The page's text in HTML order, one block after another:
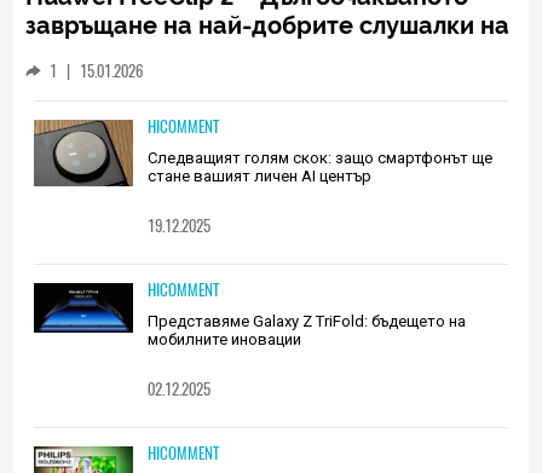
завръщане на най-добрите слушалки на
1 | 15.01.2026
HICOMMENT
Следващият голям скок: защо смартфонът ще
стане вашият личен AI център
19.12.2025
HICOMMENT
Представяме Galaxy Z TriFold: бъдещето на
мобилните иновации
02.12.2025
HICOMMENT